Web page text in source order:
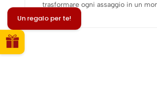
trasformare ogni assaggio in un
Un regalo per te!